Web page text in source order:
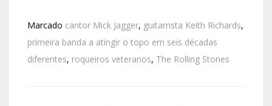
Marcado cantor Mick Jagger, guitarrista Keith Richards,
primeira banda a atingir o topo em seis décadas
diferentes, roqueiros veteranos, The Rolling Stones